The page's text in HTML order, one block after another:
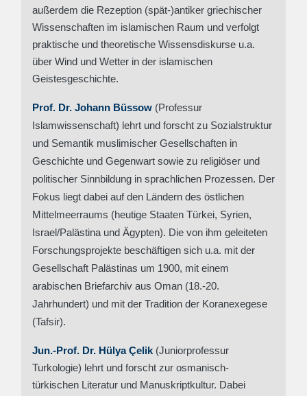
außerdem die Rezeption (spät-)antiker griechischer
Wissenschaften im islamischen Raum und verfolgt
praktische und theoretische Wissensdiskurse u.a.
über Wind und Wetter in der islamischen
Geistesgeschichte.
Prof. Dr. Johann Büssow (Professur
Islamwissenschaft) lehrt und forscht zu Sozialstruktur
und Semantik muslimischer Gesellschaften in
Geschichte und Gegenwart sowie zu religiöser und
politischer Sinnbildung in sprachlichen Prozessen. Der
Fokus liegt dabei auf den Ländern des östlichen
Mittelmeerraums (heutige Staaten Türkei, Syrien,
Israel/Palästina und Ägypten). Die von ihm geleiteten
Forschungsprojekte beschäftigen sich u.a. mit der
Gesellschaft Palästinas um 1900, mit einem
arabischen Briefarchiv aus Oman (18.-20.
Jahrhundert) und mit der Tradition der Koranexegese
(Tafsir).
Jun.-Prof. Dr. Hülya Çelik (Juniorprofessur
Turkologie) lehrt und forscht zur osmanisch-
türkischen Literatur und Manuskriptkultur. Dabei